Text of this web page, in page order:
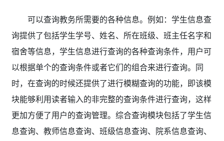
可以查询教务所需要的各种信息。例如：学生信息查
询提供了包括学生学号、姓名、所在班级、班主任名字和
宿舍等信息，学生信息进行查询的各种查询条件，用户可
以根据单个的查询条件或者它们的组合来进行查询。同
时，在查询的时候还提供了进行模糊查询的功能，即该模
块能够利用读者输入的非完整的查询条件进行查询，这样
更加方便了用户的查询管理。综合查询模块包括了学生信
息查询、教师信息查询、班级信息查询、院系信息查询、